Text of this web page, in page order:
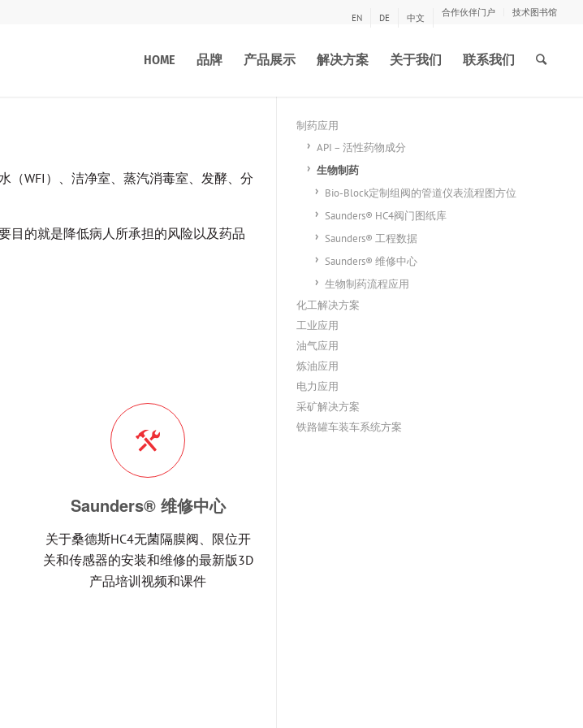
EN DE 中文 合作伙伴门户 技术图书馆
HOME 品牌 产品展示 解决方案 关于我们 联系我们
（WFI）、洁净室、蒸汽消毒室、发酵、分
目的就是降低病人所承担的风险以及药品
Saunders® 维修中心
关于桑德斯HC4无菌隔膜阀、限位开
关和传感器的安装和维修的最新版3D
产品培训视频和课件
制药应用
API – 活性药物成分
生物制药
Bio-Block定制组阀的管道仪表流程图方位
Saunders® HC4阀门图纸库
Saunders® 工程数据
Saunders® 维修中心
生物制药流程应用
化工解决方案
工业应用
油气应用
炼油应用
电力应用
采矿解决方案
铁路罐车装车系统方案